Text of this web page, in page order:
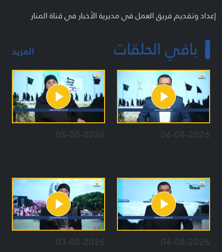
إعداد وتقديم فريق العمل في مديرية الأخبار في قناة المنار
باقي الحلقات المزيد
06-08-2026
05-08-2026
04-08-2026
03-08-2026